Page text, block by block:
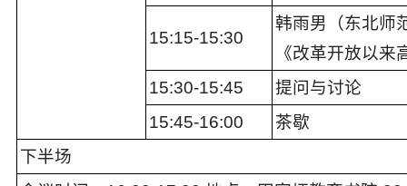
15:15-15:30
韩雨男（东北师
《改革开放以
15:30-15:45
提问与讨论
15:45-16:00
茶歇
下半场